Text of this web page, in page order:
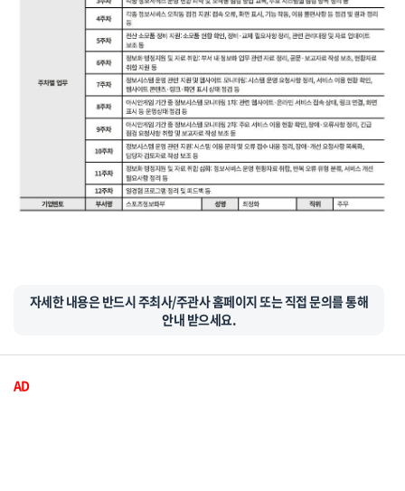
자세한 내용은 반드시 주최사/주관사 홈페이지 또는 직접 문의를 통해
안내 받으세요.
AD